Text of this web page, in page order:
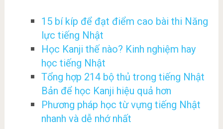
15 bí kíp để đạt điểm cao bài thi Năng
lực tiếng Nhật
Học Kanji thế nào? Kinh nghiệm hay
học tiếng Nhật
Tổng hợp 214 bộ thủ trong tiếng Nhật
Bản để học Kanji hiệu quả hơn
Phương pháp học từ vựng tiếng Nhật
nhanh và dễ nhớ nhất